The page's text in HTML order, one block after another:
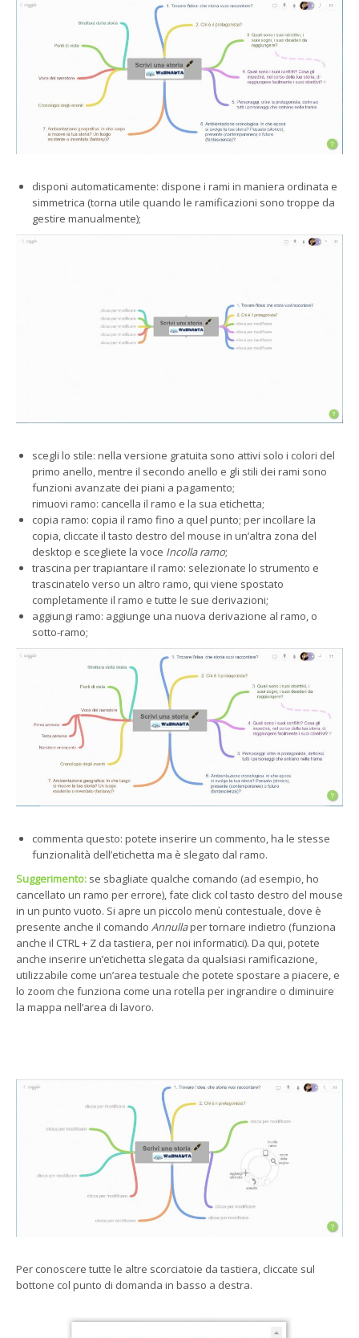
disponi automaticamente: dispone i rami in maniera ordinata e
simmetrica (torna utile quando le ramificazioni sono troppe da
gestire manualmente);
scegli lo stile: nella versione gratuita sono attivi solo i colori del
primo anello, mentre il secondo anello e gli stili dei rami sono
funzioni avanzate dei piani a pagamento;
rimuovi ramo: cancella il ramo e la sua etichetta;
copia ramo: copia il ramo fino a quel punto; per incollare la
copia, cliccate il tasto destro del mouse in un’altra zona del
desktop e scegliete la voce Incolla ramo;
trascina per trapiantare il ramo: selezionate lo strumento e
trascinatelo verso un altro ramo, qui viene spostato
completamente il ramo e tutte le sue derivazioni;
aggiungi ramo: aggiunge una nuova derivazione al ramo, o
sotto-ramo;
commenta questo: potete inserire un commento, ha le stesse
funzionalità dell’etichetta ma è slegato dal ramo.
Suggerimento: se sbagliate qualche comando (ad esempio, ho
cancellato un ramo per errore), fate click col tasto destro del mouse
in un punto vuoto. Si apre un piccolo menù contestuale, dove è
presente anche il comando Annullaper tornare indietro (funziona
anche il CTRL + Z da tastiera, per noi informatici). Da qui, potete
anche inserire un’etichetta slegata da qualsiasi ramificazione,
utilizzabile come un’area testuale che potete spostare a piacere, e
lo zoom che funziona come una rotella per ingrandire o diminuire
la mappa nell’area di lavoro.
Per conoscere tutte le altre scorciatoie da tastiera, cliccate sul
bottone col punto di domanda in basso a destra.